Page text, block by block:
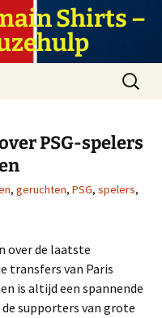
Shirts –
Zoeken
naar:
PSG-spelers
, geruchten, PSG, spelers,
over de laatste
transfers van Paris
is altijd een spannende
supporters van grote